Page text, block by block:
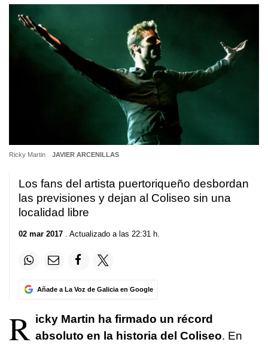
Ricky Martin JAVIER ARCENILLAS
Los fans del artista puertoriqueño desbordan
las previsiones y dejan al Coliseo sin una
localidad libre
02 mar 2017 . Actualizado a las 22:31 h.
Añade a La Voz de Galicia en Google
R icky Martin ha firmado un récord
absoluto en la historia del Coliseo. En